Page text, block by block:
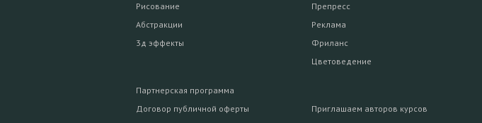
Рисование
Абстракции
3д эффекты
Препресс
Реклама
Фриланс
Цветоведение
Партнерская программа
Договор публичной оферты
Приглашаем авторов курсов